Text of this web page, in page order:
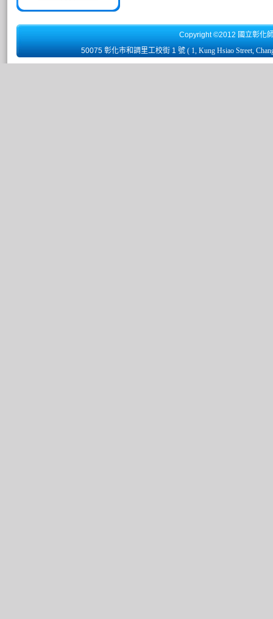
Copyright ©2012 國立彰化
50075 彰化市和調里工校街 1 號 ( 1, Kung Hsiao Street,